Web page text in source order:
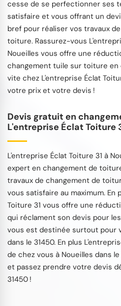
cesse de se perfectionner ses
satisfaire et vous offrant un
bref pour réaliser vos travaux
toiture. Rassurez-vous
Noueilles vous offre une
changement tuile sur toiture en
vite chez L'entreprise Éclat
votre prix et votre devis !
Devis gratuit en
L'entreprise Éclat Toiture
L'entreprise Éclat Toiture 31 à
expert en changement de
travaux de changement de
vous satisfaire au maximum. En
Toiture 31 vous offre une
qui réclament son devis pour
vous est destinée surtout pour
dans le 31450. En plus
de chez vous à Noueilles dans le
et passez prendre votre devis
31450 !